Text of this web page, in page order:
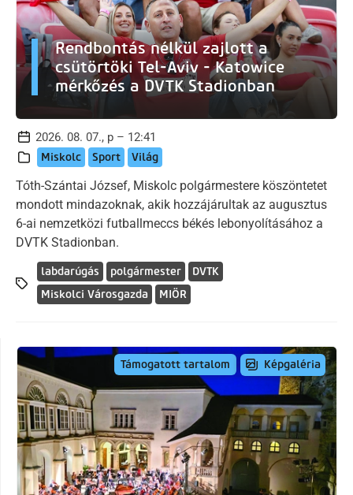
Rendbontás nélkül zajlott a
csütörtöki Tel-Aviv - Katowice
mérkőzés a DVTK Stadionban
2026. 08. 07., p – 12:41
Miskolc Sport Világ
Tóth-Szántai József, Miskolc polgármestere köszöntetet
mondott mindazoknak, akik hozzájárultak az augusztus
6-ai nemzetközi futballmeccs békés lebonyolításához a
DVTK Stadionban.
labdarúgás polgármester
DVTK
Miskolci Városgazda
MIÖR
Támogatott tartalom Képgaléria